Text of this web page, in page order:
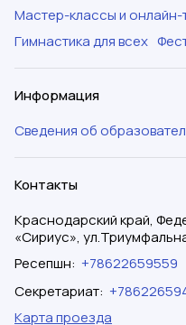
Мастер-классы и онлайн-
Гимнастика для всех
Информация
Сведения об
Контакты
Краснодарский край,
«Сириус»,
Ресепшн: +78622659559
Секретариат:
Карта проезда